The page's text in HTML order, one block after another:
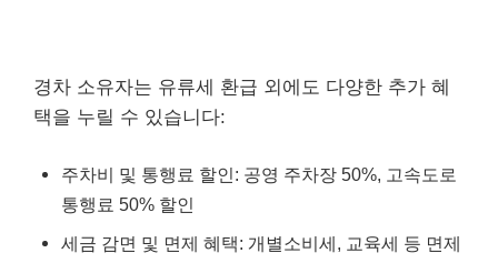
경차 소유자는 유류세 환급 외에도 다양한 추가 혜
택을 누릴 수 있습니다:
주차비 및 통행료 할인: 공영 주차장 50%, 고속도로
통행료 50% 할인
세금 감면 및 면제 혜택: 개별소비세, 교육세 등 면제